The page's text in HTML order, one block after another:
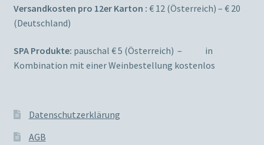
Versandkosten pro 12er Karton : € 12 (Österreich) – € 20
(Deutschland)
SPA Produkte: pauschal € 5 (Österreich) – in
Kombination mit einer Weinbestellung kostenlos
Datenschutzerklärung
AGB